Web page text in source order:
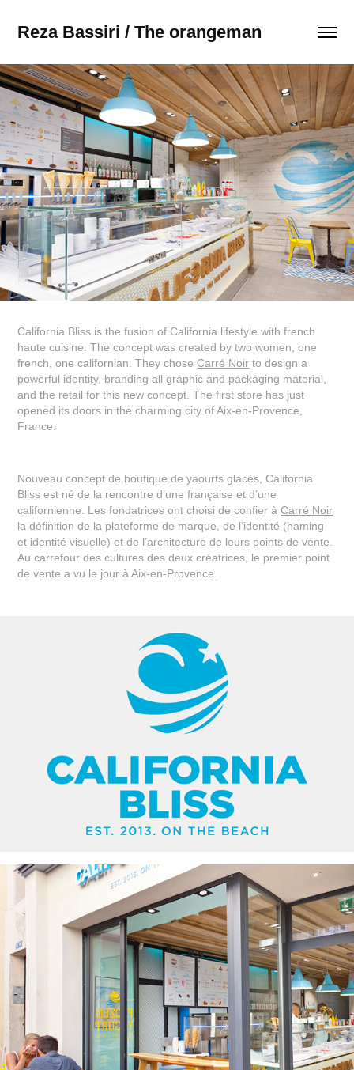
Reza Bassiri / The orangeman
California Bliss is the fusion of California lifestyle with french
haute cuisine. The concept was created by two women, one
french, one californian. They choseCarré Noir to design a
powerful identity, branding all graphic and packaging material,
and the retail for this new concept. The first store has just
opened its doors in the charming city of Aix-en-Provence,
France.
Nouveau concept de boutique de yaourts glacés, California
Bliss est né de la rencontre d’une française et d’une
californienne. Les fondatrices ont choisi de confier àCarré Noir
la définition de la plateforme de marque, de l’identité (naming
et identité visuelle) et de l’architecture de leurs points de vente.
Au carrefour des cultures des deux créatrices, le premier point
de vente a vu le jour à Aix-en-Provence.